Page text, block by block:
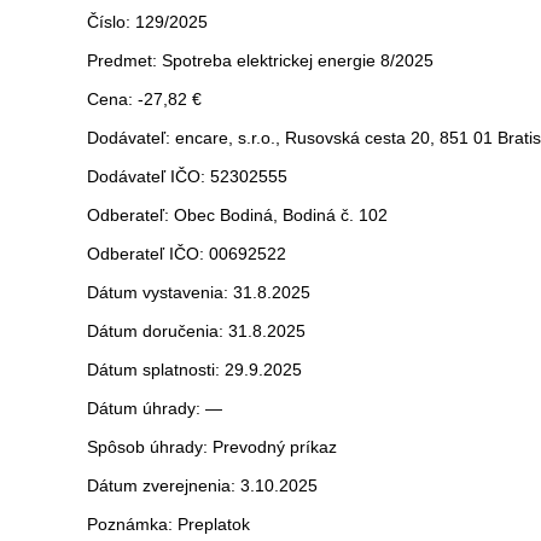
Číslo: 129/2025
Predmet: Spotreba elektrickej energie 8/2025
Cena: -27,82 €
Dodávateľ: encare, s.r.o., Rusovská cesta 20, 851 01
Dodávateľ IČO: 52302555
Odberateľ: Obec Bodiná, Bodiná č. 102
Odberateľ IČO: 00692522
Dátum vystavenia: 31.8.2025
Dátum doručenia: 31.8.2025
Dátum splatnosti: 29.9.2025
Dátum úhrady: —
Spôsob úhrady: Prevodný príkaz
Dátum zverejnenia: 3.10.2025
Poznámka: Preplatok